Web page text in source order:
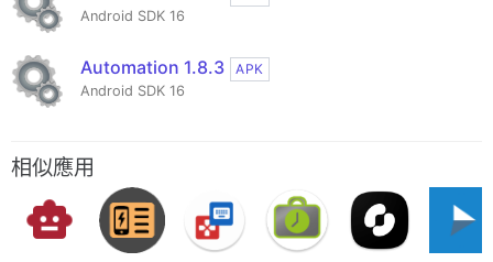
Android SDK 16
Automation 1.8.3
APK
Android SDK 16
相似應用